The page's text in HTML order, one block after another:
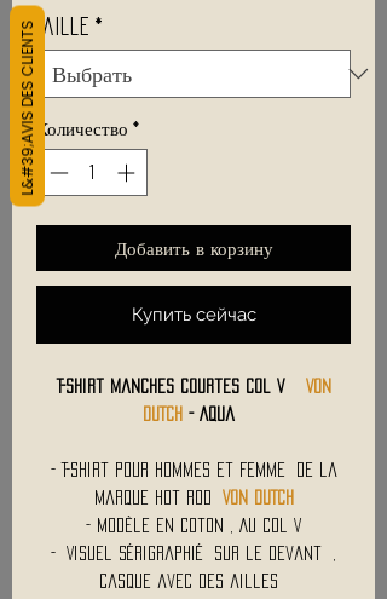
Taille *
Количество *
Добавить в корзину
Купить сейчас
T-Shirt Manches courtes Col V
VON
DUTCH - Aqua
- T-Shirt Pour Hommes et Femme de la
Marque Hot Rod
VON DUTCH
- Modèle en Coton , Au col V
- Visuel Sérigraphié sur le devant ,
Casque avec des ailles
L&#39;AVIS DES CLIENTS